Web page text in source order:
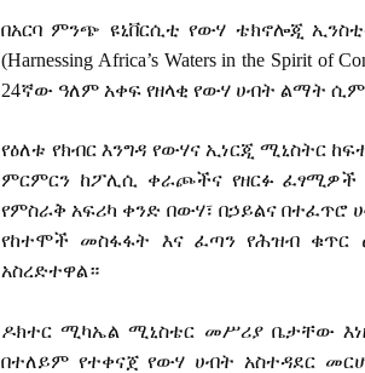
በአርባ ምንጭ ዩኒቨርሲቲ የውሃ ቴክኖሎጂ
(Harnessing Africa’s Waters in the Spirit of
24ኛው ዓለም አቀፍ የዘላቂ የውሃ ሀብት ልማት
የዕለቱ የክብር እንግዳ የውሃና ኢነርጂ ሚኒስትር
ምርምርን ከፖሊሲ ቀራጮችና የዘርፉ ፈፃሚዎች
የምስራቅ አፍሪካ ቀንድ በውሃ፣ በኃይልና በተፈጥሮ
የከተሞች
መስፋፋት እና ፈጣን የሕዝብ ቁጥር
አስረድተዋል።
ዶክተር ሚካኤል ሚኒስቴር መሥሪያ ቤታቸው
በተለይም የተቀናጀ የውሃ ሀብት አስተዳደር